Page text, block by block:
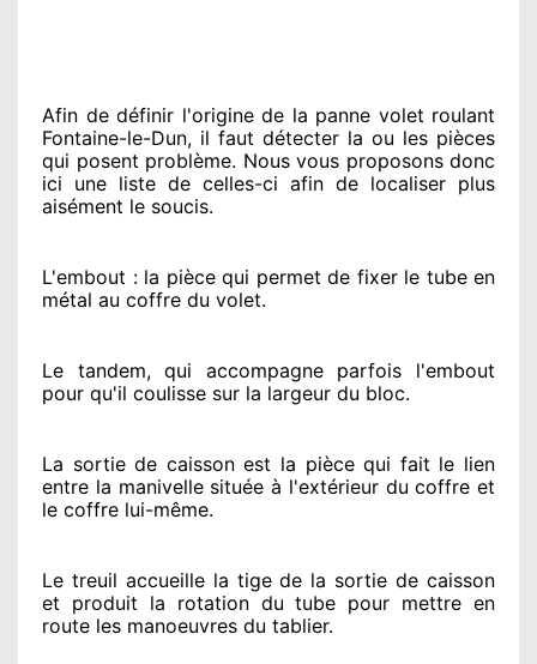
Afin de définir l'originede la panne volet roulant
Fontaine-le-Dun, il faut détecter la ou les pièces
qui posent problème. Nous vous proposonsdonc
ici une liste de celles-ci afin de localiser plus
aisément le soucis.
L'embout : la pièce qui permet de fixer le tube en
métal au coffre du volet.
Le tandem, qui accompagne parfois l'embout
pour qu'il coulisse sur la largeur du bloc.
La sortie de caisson est la pièce qui fait le lien
entre la manivelle située à l'extérieurdu coffre et
le coffre lui-même.
Le treuil accueille la tige de la sortie de caisson
et produit la rotation du tube pour mettre en
route les manoeuvres du tablier.